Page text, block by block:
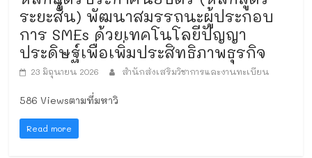
ระยะสั้น) พัฒนาสมรรถนะผู้ประกอบ
การ SMEs ด้วยเทคโนโลยีปัญญา
ประดิษฐ์เพื่อเพิ่มประสิทธิภาพธุรกิจ
23 มิถุนายน 2026 สำนักส่งเสริมวิชาการและงานทะเบียน
586 Viewsตามที่มหาวิ
Read more